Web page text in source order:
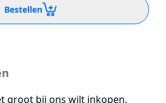
Bestellen
groot bij ons wilt inkopen,